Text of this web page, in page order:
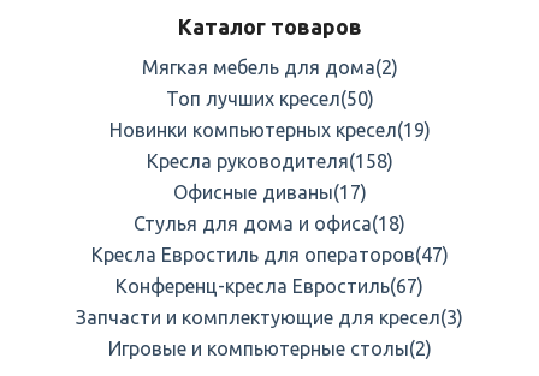
Каталог товаров
Мягкая мебель для дома(2)
Топ лучших кресел(50)
Новинки компьютерных кресел(19)
Кресла руководителя(158)
Офисные диваны(17)
Стулья для дома и офиса(18)
Кресла Евростиль для операторов(47)
Конференц-кресла Евростиль(67)
Запчасти и комплектующие для кресел(3)
Игровые и компьютерные столы(2)